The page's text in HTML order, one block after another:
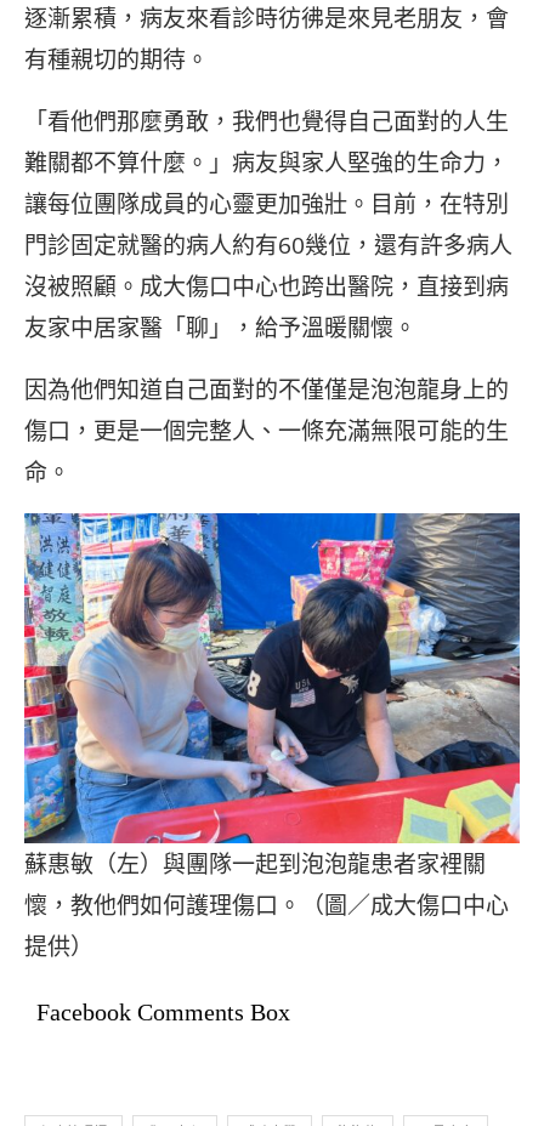
逐漸累積，病友來看診時彷彿是來見老朋友，會
有種親切的期待。
「看他們那麼勇敢，我們也覺得自己面對的人生
難關都不算什麼。」病友與家人堅強的生命力，
讓每位團隊成員的心靈更加強壯。目前，在特別
門診固定就醫的病人約有60幾位，還有許多病人
沒被照顧。成大傷口中心也跨出醫院，直接到病
友家中居家醫「聊」，給予溫暖關懷。
因為他們知道自己面對的不僅僅是泡泡龍身上的
傷口，更是一個完整人、一條充滿無限可能的生
命。
蘇惠敏（左）與團隊一起到泡泡龍患者家裡關
懷，教他們如何護理傷口。（圖／成大傷口中心
提供）
Facebook Comments Box